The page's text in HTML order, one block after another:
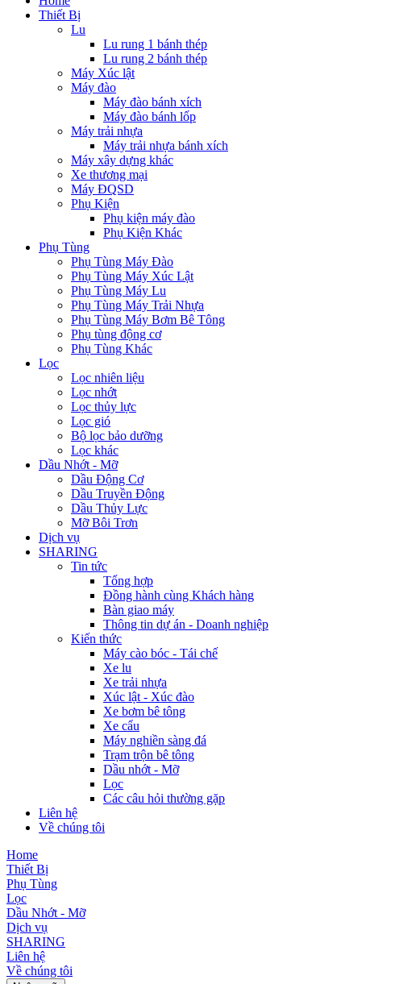
Thiết Bị
Lu
Lu rung 1 bánh thép
Lu rung 2 bánh thép
Máy Xúc lật
Máy đào
Máy đào bánh xích
Máy đào bánh lốp
Máy trải nhựa
Máy trải nhựa bánh xích
Máy xây dựng khác
Xe thương mại
Máy ĐQSD
Phụ Kiện
Phụ kiện máy đào
Phụ Kiện Khác
Phụ Tùng
Phụ Tùng Máy Đào
Phụ Tùng Máy Xúc Lật
Phụ Tùng Máy Lu
Phụ Tùng Máy Trải Nhựa
Phụ Tùng Máy Bơm Bê Tông
Phụ tùng động cơ
Phụ Tùng Khác
Lọc
Lọc nhiên liệu
Lọc nhớt
Lọc thủy lực
Lọc gió
Bộ lọc bảo dưỡng
Lọc khác
Dầu Nhớt - Mỡ
Dầu Động Cơ
Dầu Truyền Động
Dầu Thủy Lực
Mỡ Bôi Trơn
Dịch vụ
SHARING
Tin tức
Tổng hợp
Đồng hành cùng Khách hàng
Bàn giao máy
Thông tin dự án - Doanh nghiệp
Kiến thức
Máy cào bóc - Tái chế
Xe lu
Xe trải nhựa
Xúc lật - Xúc đào
Xe bơm bê tông
Xe cẩu
Máy nghiền sàng đá
Trạm trộn bê tông
Dầu nhớt - Mỡ
Lọc
Các câu hỏi thường gặp
Liên hệ
Về chúng tôi
Home
Thiết Bị
Phụ Tùng
Lọc
Dầu Nhớt - Mỡ
Dịch vụ
SHARING
Liên hệ
Về chúng tôi